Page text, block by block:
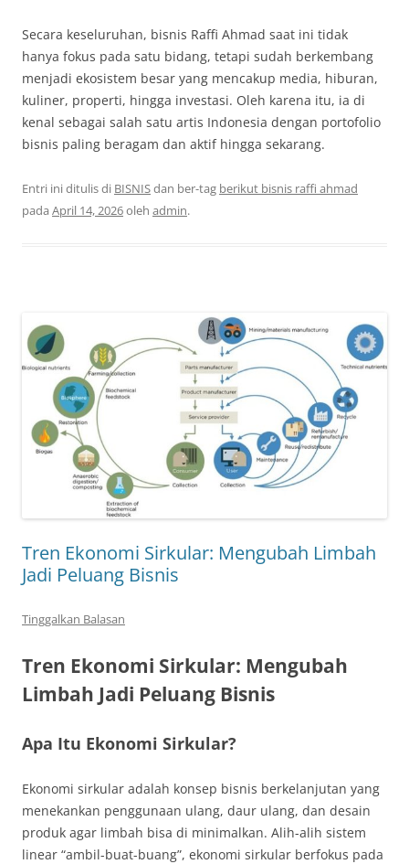
Secara keseluruhan, bisnis Raffi Ahmad saat ini tidak
hanya fokus pada satu bidang, tetapi sudah berkembang
menjadi ekosistem besar yang mencakup media, hiburan,
kuliner, properti, hingga investasi. Oleh karena itu, ia di
kenal sebagai salah satu artis Indonesia dengan portofolio
bisnis paling beragam dan aktif hingga sekarang.
Entri ini ditulis di BISNISdan ber-tag berikut bisnis raffi ahmad
pada April 14, 2026oleh admin.
Tren Ekonomi Sirkular: Mengubah Limbah
Jadi Peluang Bisnis
Tinggalkan Balasan
Tren Ekonomi Sirkular: Mengubah
Limbah Jadi Peluang Bisnis
Apa Itu Ekonomi Sirkular?
Ekonomi sirkular adalah konsep bisnis berkelanjutan yang
menekankan penggunaan ulang, daur ulang, dan desain
produk agar limbah bisa di minimalkan. Alih-alih sistem
linear “ambil-buat-buang”, ekonomi sirkular berfokus pada